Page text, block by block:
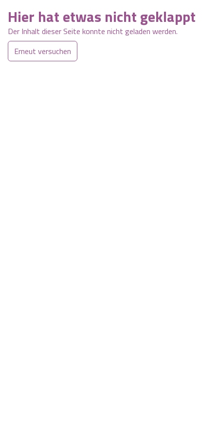
Hier hat etwas nicht geklappt
Der Inhalt dieser Seite konnte nicht geladen werden.
Erneut versuchen